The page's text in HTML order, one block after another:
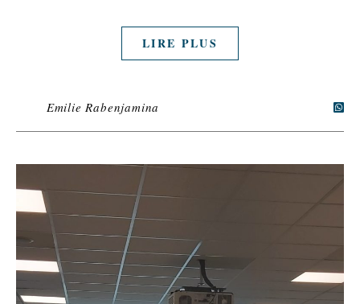
LIRE PLUS
Emilie Rabenjamina